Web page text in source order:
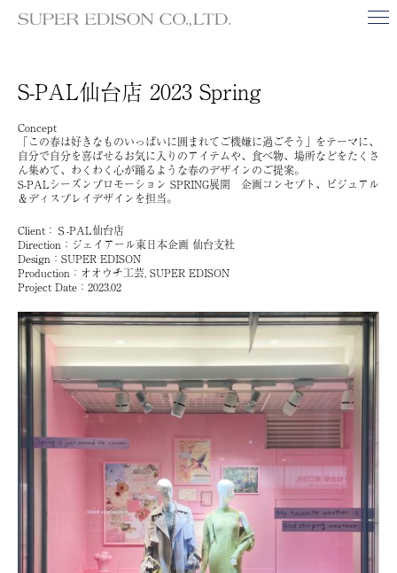
S-PAL仙台店 2023 Spring
Concept
「この春は好きなものいっぱいに囲まれてご機嫌に過ごそう」をテーマに、
自分で自分を喜ばせるお気に入りのアイテムや、食べ物、場所などをたくさ
ん集めて、わくわく心が踊るような春のデザインのご提案。
S-PALシーズンプロモーション SPRING展開 企画コンセプト、ビジュアル
＆ディスプレイデザインを担当。
Client：Ｓ-PAL仙台店
Direction：ジェイアール東日本企画 仙台支社
Design：SUPER EDISON
Production：オオウチ工芸, SUPER EDISON
Project Date：2023.02